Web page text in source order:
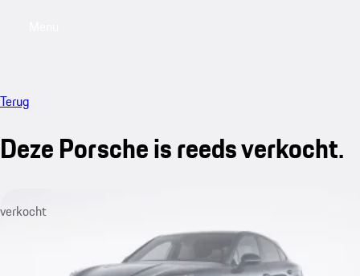
Terug
Deze Porsche is reeds verkocht.
verkocht